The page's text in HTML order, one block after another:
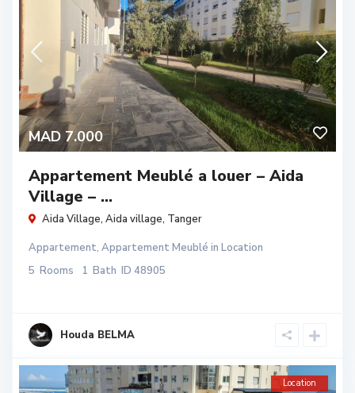
MAD 7.000
Appartement Meublé a louer – Aida
Village – ...
Aida Village, Aida village, Tanger
Appartement, Appartement Meublé in Location
5 Rooms 1 Bath ID 48905
Houda BELMA
Location